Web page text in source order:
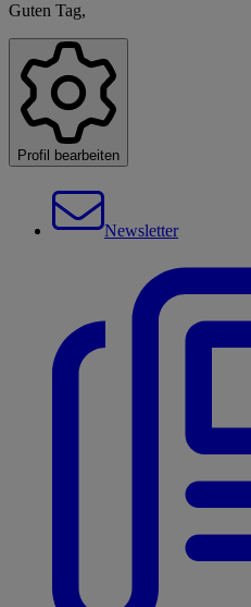
Guten Tag,
Profil bearbeiten
Newsletter